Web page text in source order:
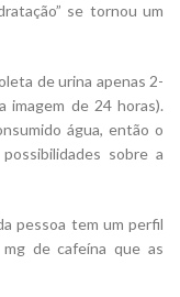
se tornou um
de urina apenas 2-
imagem de 24 horas).
água, então o
sobre a
pessoa tem um perfil
de cafeína que as